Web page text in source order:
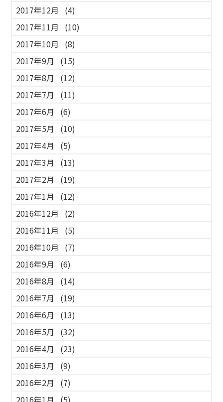
2017年12月
(4)
2017年11月
(10)
2017年10月
(8)
2017年9月
(15)
2017年8月
(12)
2017年7月
(11)
2017年6月
(6)
2017年5月
(10)
2017年4月
(5)
2017年3月
(13)
2017年2月
(19)
2017年1月
(12)
2016年12月
(2)
2016年11月
(5)
2016年10月
(7)
2016年9月
(6)
2016年8月
(14)
2016年7月
(19)
2016年6月
(13)
2016年5月
(32)
2016年4月
(23)
2016年3月
(9)
2016年2月
(7)